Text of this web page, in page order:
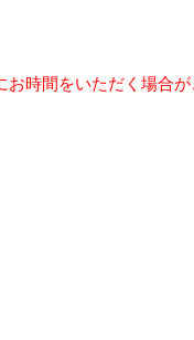
時間をいただく場合が